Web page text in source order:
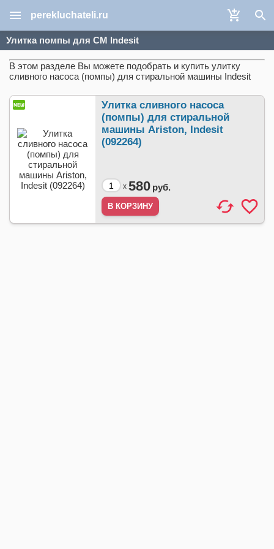
perekluchateli.ru
Улитка помпы для СМ Indesit
В этом разделе Вы можете подобрать и купить улитку
сливного насоса (помпы) для стиральной машины Indesit
Улитка сливного насоса
(помпы) для стиральной
машины Ariston, Indesit
(092264)
x 580 руб.